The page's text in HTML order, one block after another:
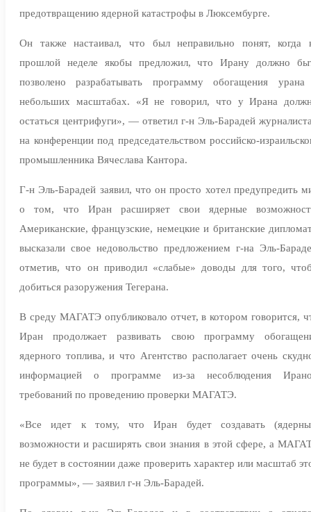
предотвращению ядерной катастрофы в Люксембурге.
Он также настаивал, что был неправильно понят, когда
прошлой неделе якобы предложил, что Ирану должно
позволено разрабатывать программу обогащения
небольших масштабах. «Я не говорил, что у Ирана
остаться центрифуги», — ответил г-н Эль-Барадей
на конференции под председательством российско-
промышленника Вячеслава Кантора.
Г-н Эль-Барадей заявил, что он просто хотел предупредить
о том, что Иран расширяет свои ядерные
Американские, французские, немецкие и британские
высказали свое недовольство предложением г-на Эль-
отметив, что он приводил «слабые» доводы для того,
добиться разоружения Тегерана.
В среду МАГАТЭ опубликовало отчет, в котором говорится,
Иран продолжает развивать свою программу
ядерного топлива, и что Агентство располагает очень
информацией о программе из-за несоблюдения
требований по проведению проверки МАГАТЭ.
«Все идет к тому, что Иран будет создавать
возможности и расширять свои знания в этой сфере, а
не будет в состоянии даже проверить характер или масштаб
программы», — заявил г-н Эль-Барадей.